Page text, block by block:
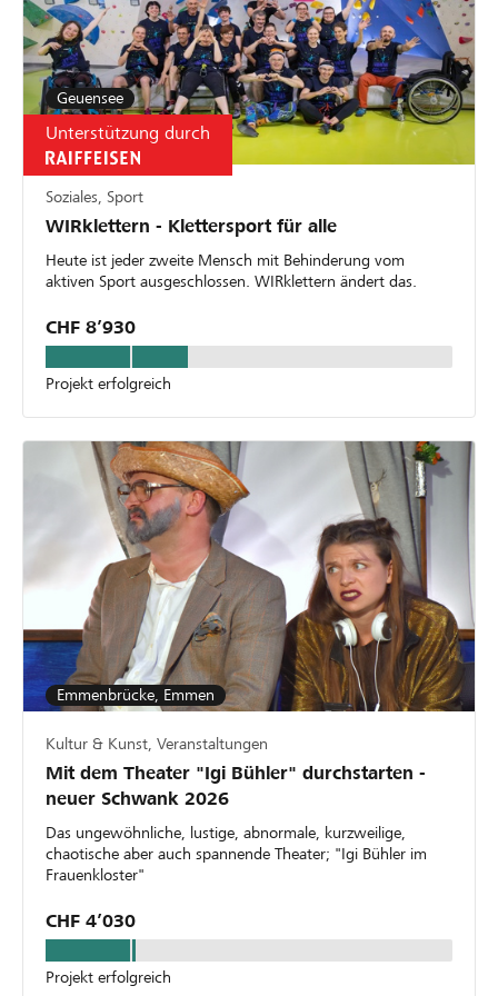
Geuensee
Unterstützung durch
Soziales, Sport
WIRklettern - Klettersport für alle
Heute ist jeder zweite Mensch mit Behinderung vom
aktiven Sport ausgeschlossen. WIRklettern ändert das.
CHF 8’930
Projekt erfolgreich
Emmenbrücke, Emmen
Kultur & Kunst, Veranstaltungen
Mit dem Theater "Igi Bühler" durchstarten -
neuer Schwank 2026
Das ungewöhnliche, lustige, abnormale, kurzweilige,
chaotische aber auch spannende Theater; "Igi Bühler im
Frauenkloster"
CHF 4’030
Projekt erfolgreich